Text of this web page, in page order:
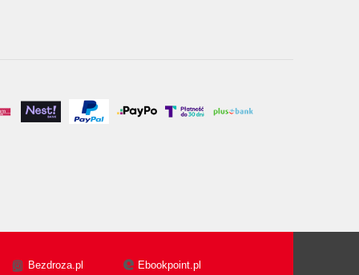
Bezdroza.pl Ebookpoint.pl